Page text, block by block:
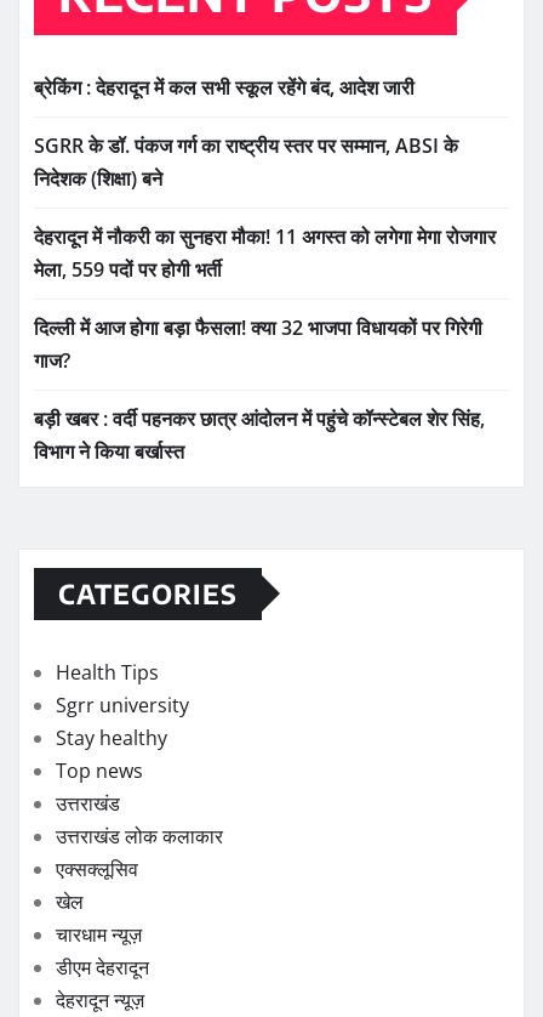
ब्रेकिंग : देहरादून में कल सभी स्कूल रहेंगे बंद, आदेश जारी
SGRR के डॉ. पंकज गर्ग का राष्ट्रीय स्तर पर सम्मान, ABSI के
निदेशक (शिक्षा) बने
देहरादून में नौकरी का सुनहरा मौका! 11 अगस्त को लगेगा मेगा रोजगार
मेला, 559 पदों पर होगी भर्ती
दिल्ली में आज होगा बड़ा फैसला! क्या 32 भाजपा विधायकों पर गिरेगी
गाज?
बड़ी खबर : वर्दी पहनकर छात्र आंदोलन में पहुंचे कॉन्स्टेबल शेर सिंह,
विभाग ने किया बर्खास्त
CATEGORIES
Health Tips
Sgrr university
Stay healthy
Top news
उत्तराखंड
उत्तराखंड लोक कलाकार
एक्सक्लूसिव
खेल
चारधाम न्यूज़
डीएम देहरादून
देहरादून न्यूज़